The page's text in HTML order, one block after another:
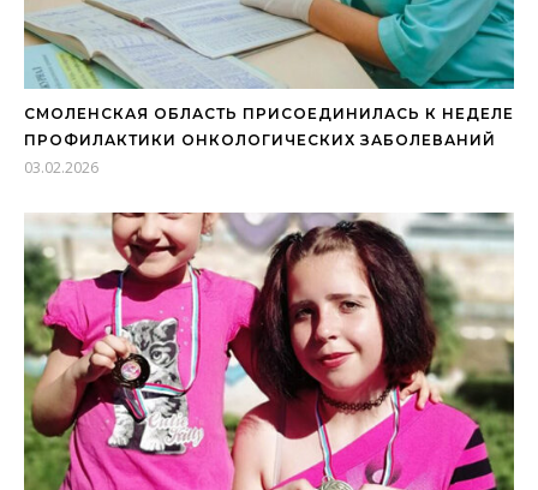
СМОЛЕНСКАЯ ОБЛАСТЬ ПРИСОЕДИНИЛАСЬ К НЕДЕЛЕ
ПРОФИЛАКТИКИ ОНКОЛОГИЧЕСКИХ ЗАБОЛЕВАНИЙ
03.02.2026